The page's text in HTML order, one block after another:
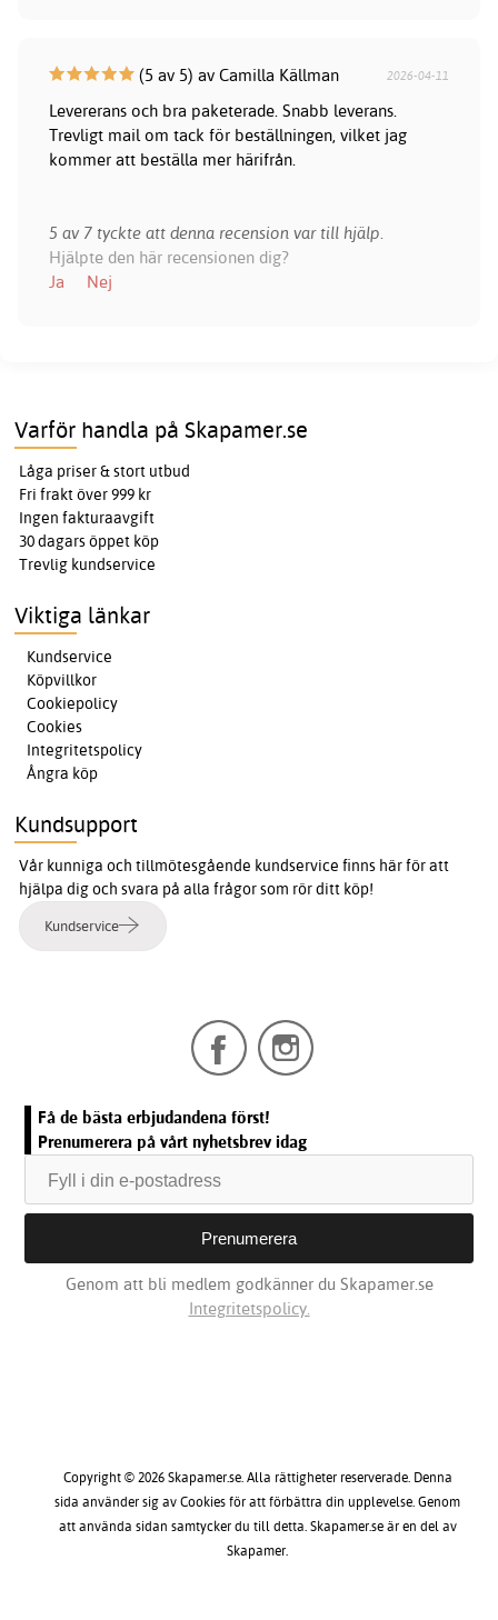
(5 av 5) av Camilla Källman 2026-04-11
Levererans och bra paketerade. Snabb leverans.
Trevligt mail om tack för beställningen, vilket jag
kommer att beställa mer härifrån.
5 av 7 tyckte att denna recension var till hjälp.
Hjälpte den här recensionen dig?
Ja
Nej
Varför handla på Skapamer.se
Låga priser & stort utbud
Fri frakt över 999 kr
Ingen fakturaavgift
30 dagars öppet köp
Trevlig kundservice
Viktiga länkar
Kundservice
Köpvillkor
Cookiepolicy
Cookies
Integritetspolicy
Ångra köp
Kundsupport
Vår kunniga och tillmötesgående kundservice finns här för att
hjälpa dig och svara på alla frågor som rör ditt köp!
Kundservice
Få de bästa erbjudandena först!
Prenumerera på vårt nyhetsbrev idag
Genom att bli medlem godkänner du Skapamer.se
Integritetspolicy.
Copyright © 2026 Skapamer.se. Alla rättigheter reserverade. Denna
sida använder sig av Cookies för att förbättra din upplevelse. Genom
att använda sidan samtycker du till detta. Skapamer.se är en del av
Skapamer.